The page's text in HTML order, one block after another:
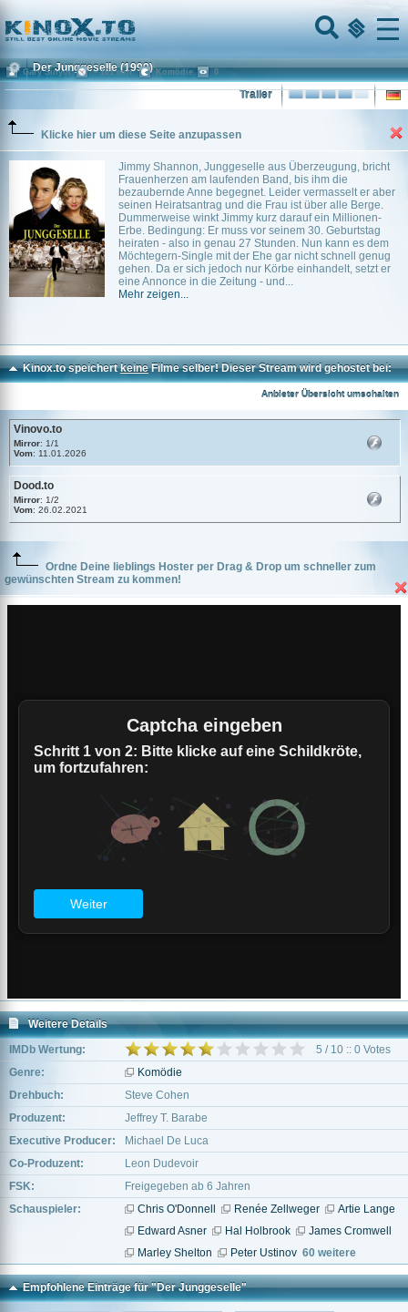
Home
Menu
Der Junggeselle (1999)
Trailer
Klicke hier um diese Seite anzupassen
Jimmy Shannon, Junggeselle aus Überzeugung, bricht
Frauenherzen am laufenden Band, bis ihm die
bezaubernde Anne begegnet. Leider vermasselt er aber
seinen Heiratsantrag und die Frau ist über alle Berge.
Dummerweise winkt Jimmy kurz darauf ein Millionen-
Erbe. Bedingung: Er muss vor seinem 30. Geburtstag
heiraten - also in genau 27 Stunden. Nun kann es dem
Möchtegern-Single mit der Ehe gar nicht schnell genug
gehen. Da er sich jedoch nur Körbe einhandelt, setzt er
eine Annonce in die Zeitung - und...
Mehr zeigen...
Gary Sinyor ~ 101 min. Komödie 0
Kinox.to speichertkeineFilme selber! Dieser Stream wird gehostet bei:
Anbieter Übersicht umschalten
Vinovo.to
Mirror: 1/1
Vom: 11.01.2026
Dood.to
Mirror: 1/2
Vom: 26.02.2021
Ordne Deine lieblings Hoster per Drag & Drop um schneller zum
gewünschten Stream zu kommen!
Weitere Details
IMDb Wertung:
5 / 10 :: 0 Votes
Genre:
Komödie
Drehbuch:
Steve Cohen
Produzent:
Jeffrey T. Barabe
Executive Producer:
Michael De Luca
Co-Produzent:
Leon Dudevoir
FSK:
Freigegeben ab 6 Jahren
Schauspieler:
Chris O'Donnell Renée Zellweger
Artie Lange
Edward Asner
Hal Holbrook
James Cromwell
Marley Shelton
Peter Ustinov 60 weitere
Empfohlene Einträge für "Der Junggeselle"